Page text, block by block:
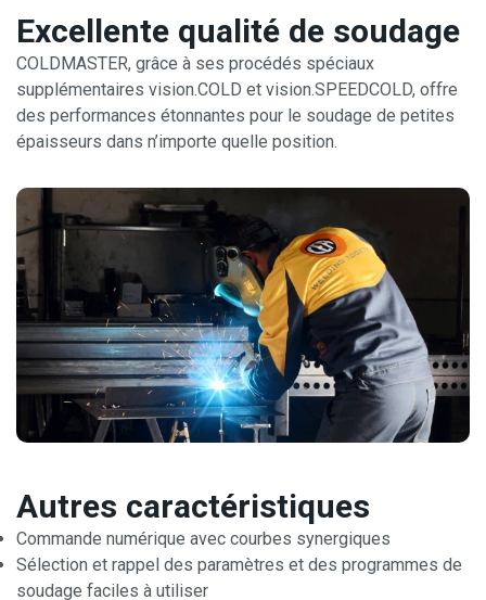
Excellente qualité de soudage
COLDMASTER, grâce à ses procédés spéciaux
supplémentaires vision.COLD et vision.SPEEDCOLD, offre
des performances étonnantes pour le soudage de petites
épaisseurs dans n’importe quelle position.
Autres caractéristiques
Commande numérique avec courbes synergiques
Sélection et rappel des paramètres et des programmes de
soudage faciles à utiliser